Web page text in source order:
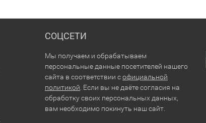
СОЦСЕТИ
Мы получаем и обрабатываем
персональные данные посетителей нашего
сайта в соответствии софициальной
политикой . Если вы не даёте согласия на
обработку своих персональных данных,
вам необходимо покинуть наш сайт.